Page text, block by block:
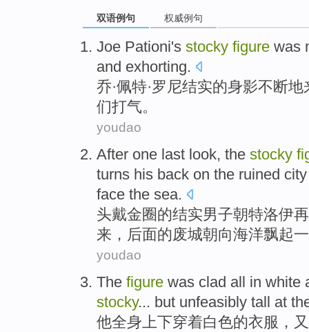
双语例句 权威例句
Joe Pationi's stocky figure was
and exhorting.
乔·佩特·罗尼结实的身影不断地
们打气。
youdao
After one last look, the stocky
turns his back on the ruined city
face the sea.
头戴金圈的结实男子朝特洛伊再
来，后面的废城朝向海洋飘起一
youdao
The figure was clad all in white
stocky... but unfeasibly tall at
他全身上下穿着白色的衣服，又